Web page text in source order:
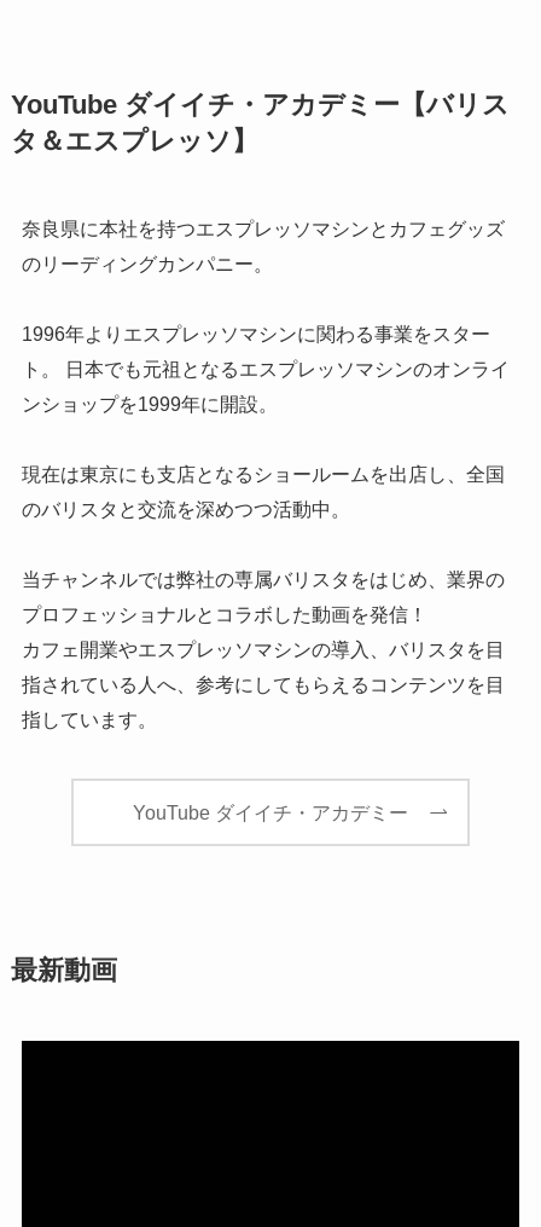
YouTube ダイイチ・アカデミー【バリス
タ＆エスプレッソ】
奈良県に本社を持つエスプレッソマシンとカフェグッズ
のリーディングカンパニー。
1996年よりエスプレッソマシンに関わる事業をスター
ト。 日本でも元祖となるエスプレッソマシンのオンライ
ンショップを1999年に開設。
現在は東京にも支店となるショールームを出店し、全国
のバリスタと交流を深めつつ活動中。
当チャンネルでは弊社の専属バリスタをはじめ、業界の
プロフェッショナルとコラボした動画を発信！
カフェ開業やエスプレッソマシンの導入、バリスタを目
指されている人へ、参考にしてもらえるコンテンツを目
指しています。
YouTube ダイイチ・アカデミー
最新動画